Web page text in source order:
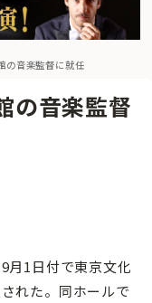
の音楽監督に就任
の音楽監督
月1日付で東京文化
れた。同ホールで